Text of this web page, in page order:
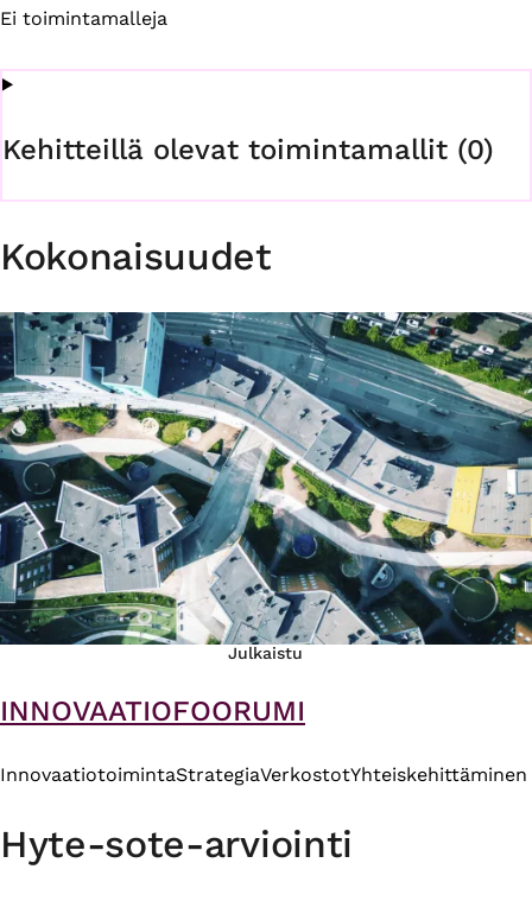
Ei toimintamalleja
Kehitteillä olevat toimintamallit (0)
Kokonaisuudet
Julkaistu
INNOVAATIOFOORUMI
InnovaatiotoimintaStrategiaVerkostotYhteiskehittäminen
Hyte-sote-arviointi